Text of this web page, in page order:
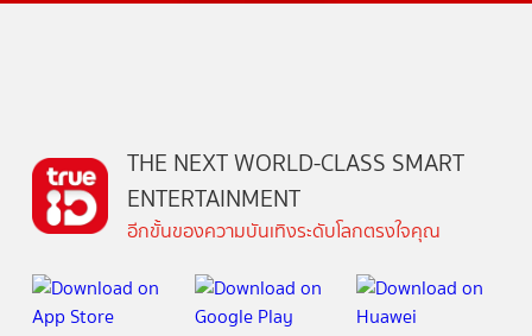
THE NEXT WORLD-CLASS SMART
ENTERTAINMENT
อีกขั้นของความบันเทิงระดับโลกตรงใจคุณ